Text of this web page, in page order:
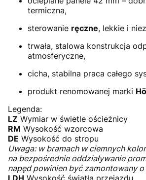
termiczna,
sterowanie ręczne, lekkie i
trwała, stalowa konstrukcja
atmosferyczne,
cicha, stabilna praca całego
produkt renomowanej marki
Legenda:
LZ Wymiar w świetle ościeżnicy
RM Wysokość wzorcowa
DE Wysokość do stropu
Uwaga: w bramach w ciemnych
na bezpośrednie oddziaływanie
napęd powinien być zamontowany